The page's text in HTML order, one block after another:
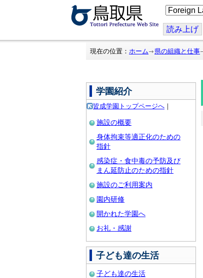
こ
の
ジ
を
翻
読み上げ
現在の位置： ホーム 県の組織と仕事
学園紹介
皆成学園トップページへ ｜
施設の概要
身体拘束等適正化のための
指針
感染症・食中毒の予防及び
まん延防止のための指針
施設のご利用案内
園内研修
開かれた学園へ
お礼・感謝
子ども達の生活
子ども達の生活